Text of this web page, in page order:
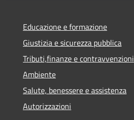
Educazione e formazione
Giustizia e sicurezza pubblica
Tributi,finanze e contravvenzioni
Ambiente
Salute, benessere e assistenza
Autorizzazioni